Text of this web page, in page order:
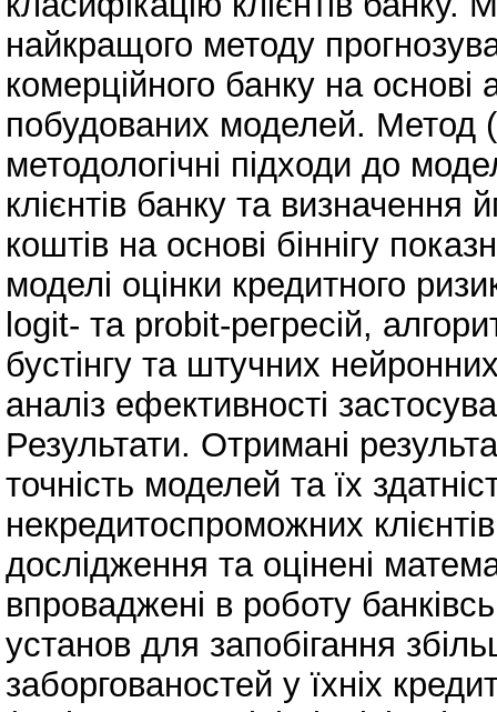
найкращого методу
комерційного банку на основі
побудованих моделей. Метод
методологічні підходи до
клієнтів банку та
коштів на основі біннігу
моделі оцінки кредитного
logit- та probit-регресій,
бустінгу та штучних
аналіз ефективності
Результати. Отримані
точність моделей та їх
некредитоспроможних
дослідження та оцінені
впроваджені в роботу
установ для запобігання
заборгованостей у їхніх